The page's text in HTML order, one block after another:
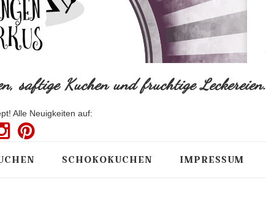
saftige Kuchen und fruchtige Leckereien.
Alle Neuigkeiten auf:
SCHOKOKUCHEN IMPRESSUM